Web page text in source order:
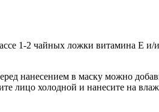
1-2 чайных ложки витамина Е и/
нанесением в маску можно
лицо холодной и нанесите на